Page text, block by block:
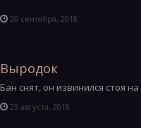
20 сентября, 2018
Выродок
Бан снят, он извинился стоя
23 августа, 2018